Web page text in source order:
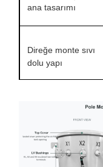
ana tasarımı
Direğe monte sıvı
dolu yapı
porselen burçlar
120/240V dişli